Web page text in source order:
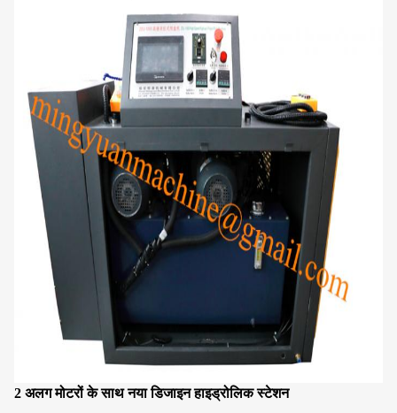
2 अलग मोटरों के साथ नया डिजाइन हाइड्रोलिक स्टेशन